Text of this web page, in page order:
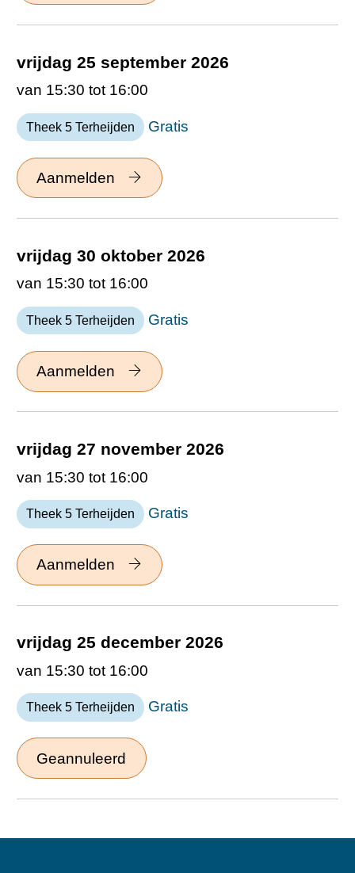
vrijdag 25 september 2026
van 15:30 tot 16:00
Theek 5 Terheijden Gratis
Aanmelden
vrijdag 30 oktober 2026
van 15:30 tot 16:00
Theek 5 Terheijden Gratis
Aanmelden
vrijdag 27 november 2026
van 15:30 tot 16:00
Theek 5 Terheijden Gratis
Aanmelden
vrijdag 25 december 2026
van 15:30 tot 16:00
Theek 5 Terheijden Gratis
Geannuleerd